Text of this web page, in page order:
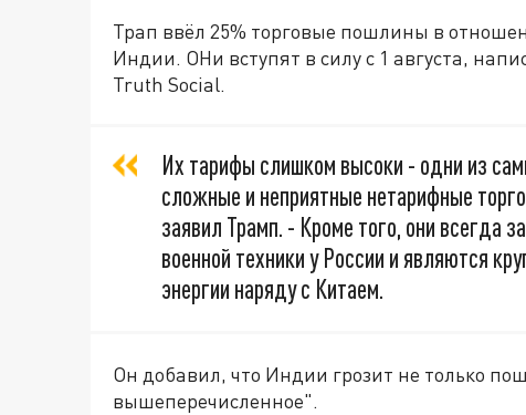
Трап ввёл 25% торговые пошлины в
Индии. ОНи вступят в силу с 1 августа,
Truth Social.
Их тарифы слишком высоки - одни из
сложные и неприятные нетарифные
заявил Трамп. - Кроме того, они всегда
военной техники у России и являются
энергии наряду с Китаем.
Он добавил, что Индии грозит не только
вышеперечисленное".